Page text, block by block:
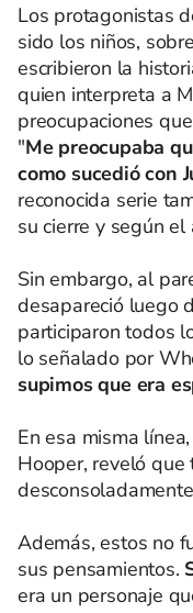
Los protagonistas
sido los niños,
escribieron la
quien interpreta a
preocupaciones
"Me preocupaba
como sucedió con
reconocida serie
su cierre y según
Sin embargo, al
desapareció luego
participaron todos
lo señalado por
supimos que era
En esa misma línea,
Hooper, reveló
Además, estos no
sus pensamientos.
era un personaje